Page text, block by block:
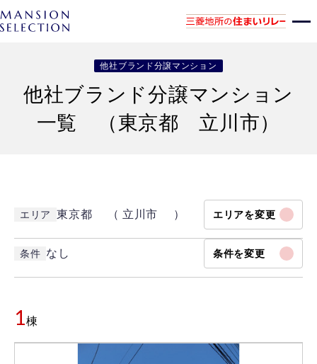
他社ブランド分譲マンション
他社ブランド分譲マンション
一覧 （東京都 立川市）
エリア 東京都 （ 立川市 ） エリアを変更
条件 なし 条件を変更
1棟